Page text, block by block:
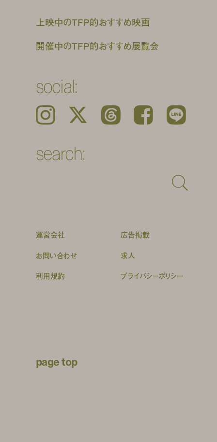
上映中のTFP的おすすめ映画
開催中のTFP的おすすめ展覧会
social:
Instagram 𝕏 Threads Facebook LINE
search:
運営会社
広告掲載
お問い合わせ
求人
利用規約 プライバシーポリシー
page top